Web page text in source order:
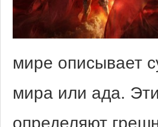
мире описывает
мира или ада.
определяют